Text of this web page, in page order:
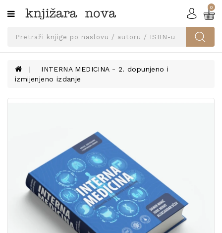
Kategorije
SVEUČILIŠNA
UDŽBENICI
UDŽBENIKE!
BLOG
KONTAKT
0
INTERNA MEDICINA - 2. dopunjeno i
izmijenjeno izdanje